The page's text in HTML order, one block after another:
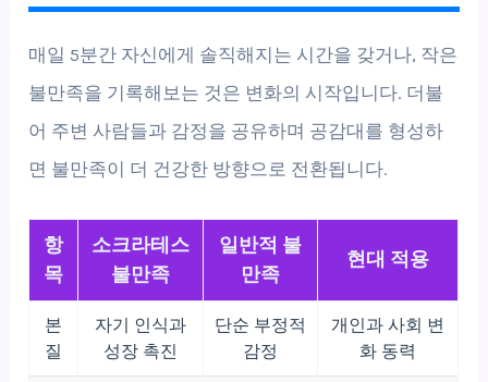
매일 5분간 자신에게 솔직해지는 시간을 갖거나, 작은
불만족을 기록해보는 것은 변화의 시작입니다. 더불
어 주변 사람들과 감정을 공유하며 공감대를 형성하
면 불만족이 더 건강한 방향으로 전환됩니다.
항
목
소크라테스
불만족
일반적 불
만족
현대 적용
본
질
자기 인식과
성장 촉진
단순 부정적
감정
개인과 사회 변
화 동력